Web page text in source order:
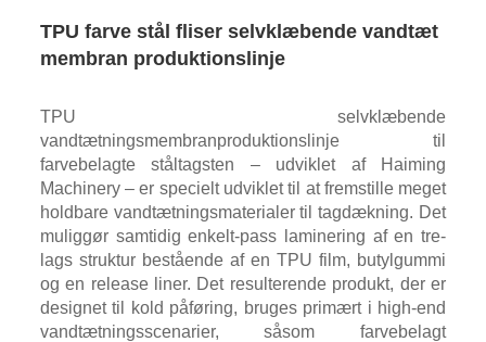
TPU farve stål fliser selvklæbende vandtæt
membran produktionslinje
TPU selvklæbende
vandtætningsmembranproduktionslinje til
farvebelagte ståltagsten – udviklet af Haiming
Machinery – er specielt udviklet til at fremstille meget
holdbare vandtætningsmaterialer til tagdækning. Det
muliggør samtidig enkelt-pass laminering af en tre-
lags struktur bestående af en TPU film, butylgummi
og en release liner. Det resulterende produkt, der er
designet til kold påføring, bruges primært i high-end
vandtætningsscenarier, såsom farvebelagt